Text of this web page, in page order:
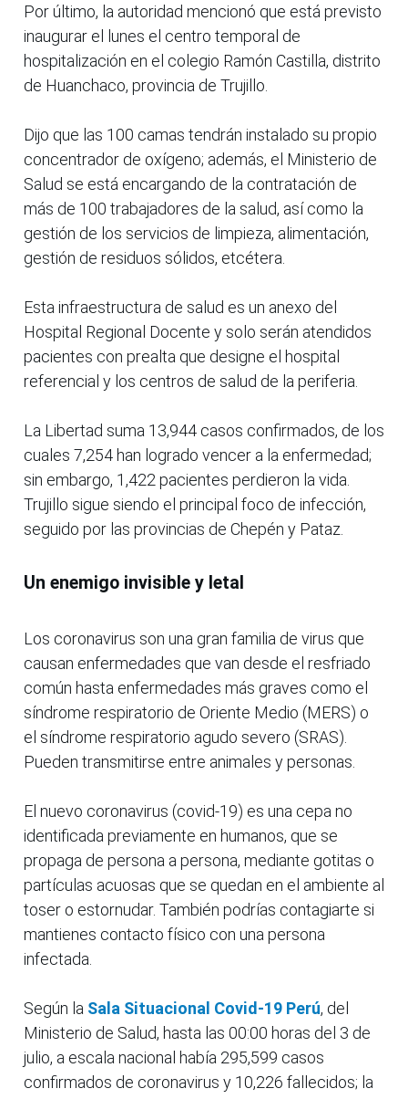
Por último, la autoridad mencionó que está previsto
inaugurar el lunes el centro temporal de
hospitalización en el colegio Ramón Castilla, distrito
de Huanchaco, provincia de Trujillo.
Dijo que las 100 camas tendrán instalado su propio
concentrador de oxígeno; además, el Ministerio de
Salud se está encargando de la contratación de
más de 100 trabajadores de la salud, así como la
gestión de los servicios de limpieza, alimentación,
gestión de residuos sólidos, etcétera.
Esta infraestructura de salud es un anexo del
Hospital Regional Docente y solo serán atendidos
pacientes con prealta que designe el hospital
referencial y los centros de salud de la periferia.
La Libertad suma 13,944 casos confirmados, de los
cuales 7,254 han logrado vencer a la enfermedad;
sin embargo, 1,422 pacientes perdieron la vida.
Trujillo sigue siendo el principal foco de infección,
seguido por las provincias de Chepén y Pataz.
Un enemigo invisible y letal
Los coronavirus son una gran familia de virus que
causan enfermedades que van desde el resfriado
común hasta enfermedades más graves como el
síndrome respiratorio de Oriente Medio (MERS) o
el síndrome respiratorio agudo severo (SRAS).
Pueden transmitirse entre animales y personas.
El nuevo coronavirus (covid-19) es una cepa no
identificada previamente en humanos, que se
propaga de persona a persona, mediante gotitas o
partículas acuosas que se quedan en el ambiente al
toser o estornudar. También podrías contagiarte si
mantienes contacto físico con una persona
infectada.
Según la Sala Situacional Covid-19 Perú, del
Ministerio de Salud, hasta las 00:00 horas del 3 de
julio, a escala nacional había 295,599 casos
confirmados de coronavirus y 10,226 fallecidos; la